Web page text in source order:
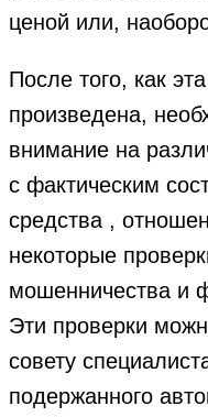
ценой или,
После того, как
произведена,
внимание на
с фактическим
средства ,
некоторые
мошенничества и
Эти проверки
совету
подержанного